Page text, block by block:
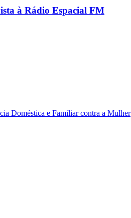
à Rádio Espacial FM
Doméstica e Familiar contra a Mulher